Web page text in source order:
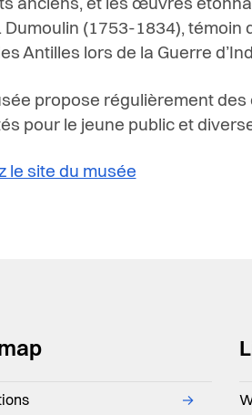
anciens, et les œuvres
Dumoulin (1753-1834),
Antilles lors de la Guerre
propose régulièrement
pour le jeune public et
le site du musée
→